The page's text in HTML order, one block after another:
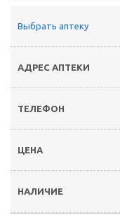
Выбрать аптеку